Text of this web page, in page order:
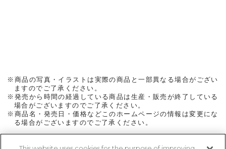
※商品の写真・イラストは実際の商品と一部異なる場合がござい
ますのでご了承ください。
※発売から時間の経過している商品は生産・販売が終了している
場合がございますのでご了承ください。
※商品名・発売日・価格などこのホームページの情報は変更にな
る場合がございますのでご了承ください。